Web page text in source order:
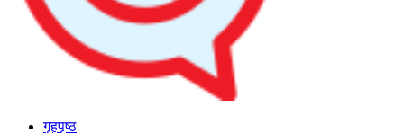
गृहपृष्ठ